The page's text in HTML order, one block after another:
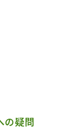
の疑問